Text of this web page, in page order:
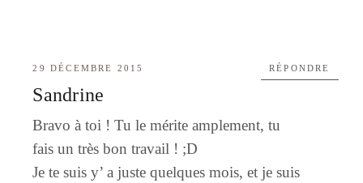
29 DÉCEMBRE 2015
Sandrine
Bravo à toi ! Tu le mérite amplement, tu
fais un très bon travail ! ;D
Je te suis y’ a juste quelques mois, et je suis
RÉPONDRE